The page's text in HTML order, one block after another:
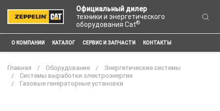
Официальный дилер
техники и энергетического
оборудования Cat®
О КОМПАНИИ КАТАЛОГ СЕРВИС И ЗАПЧАСТИ КОНТАКТЫ
Главная Оборудование
Энергетические системы
Системы выработки электроэнергии
Газовые генераторные установки